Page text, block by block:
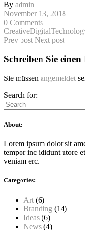
By admin
November 13, 2018
0 Comments
CreativeDigital
Prev post Next post
Schreiben Sie
Sie müssen angemeldet
Search for:
About:
Lorem ipsum dolor sit
tempor inc ididunt utore
veniam erc.
Categories:
Art (6)
Branding (14)
Ideas (6)
News (4)